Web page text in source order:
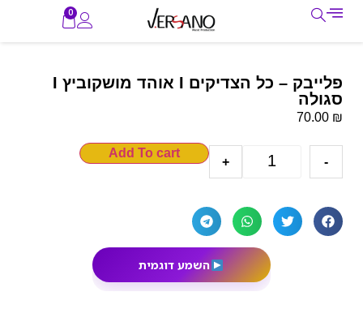
0
פלייבק – כל הצדיקים I אוהד מושקוביץ I
סגולה
70.00 ₪
-
+
Add To cart
השמע דוגמית